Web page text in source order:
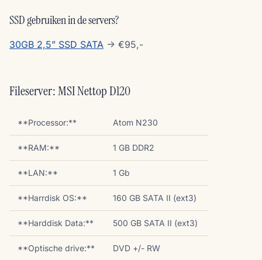
SSD gebruiken in de servers?
30GB 2,5” SSD SATA -> €95,-
Fileserver: MSI Nettop D120
**Processor:** Atom N230
**RAM:** 1 GB DDR2
**LAN:** 1 Gb
**Harrdisk OS:** 160 GB SATA II (ext3)
**Harddisk Data:** 500 GB SATA II (ext3)
**Optische drive:** DVD +/- RW